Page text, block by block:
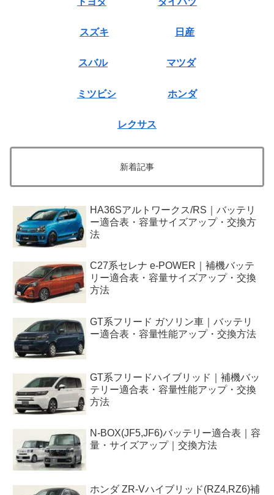
スズキ 日産
スバル マツダ
ミツビシ ホンダ
レクサス
新着記事
HA36Sアルトワークス/RS｜バッテリ
ー適合表・容量サイズアップ・交換方
法
C27系セレナ e-POWER｜補機バッテ
リー適合表・容量サイズアップ・交換
方法
GT系フリード ガソリン車｜バッテリ
ー適合表・容量性能アップ・交換方法
GT系フリードハイブリッド｜補機バッ
テリー適合表・容量性能アップ・交換
方法
N-BOX(JF5,JF6)バッテリー適合表｜容
量・サイズアップ｜交換方法
ホンダ ZR-Vハイブリッド(RZ4,RZ6)補